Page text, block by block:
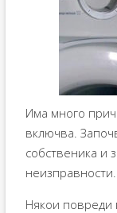
Има много
включва.
собственика и
неизправности.
Някои повреди